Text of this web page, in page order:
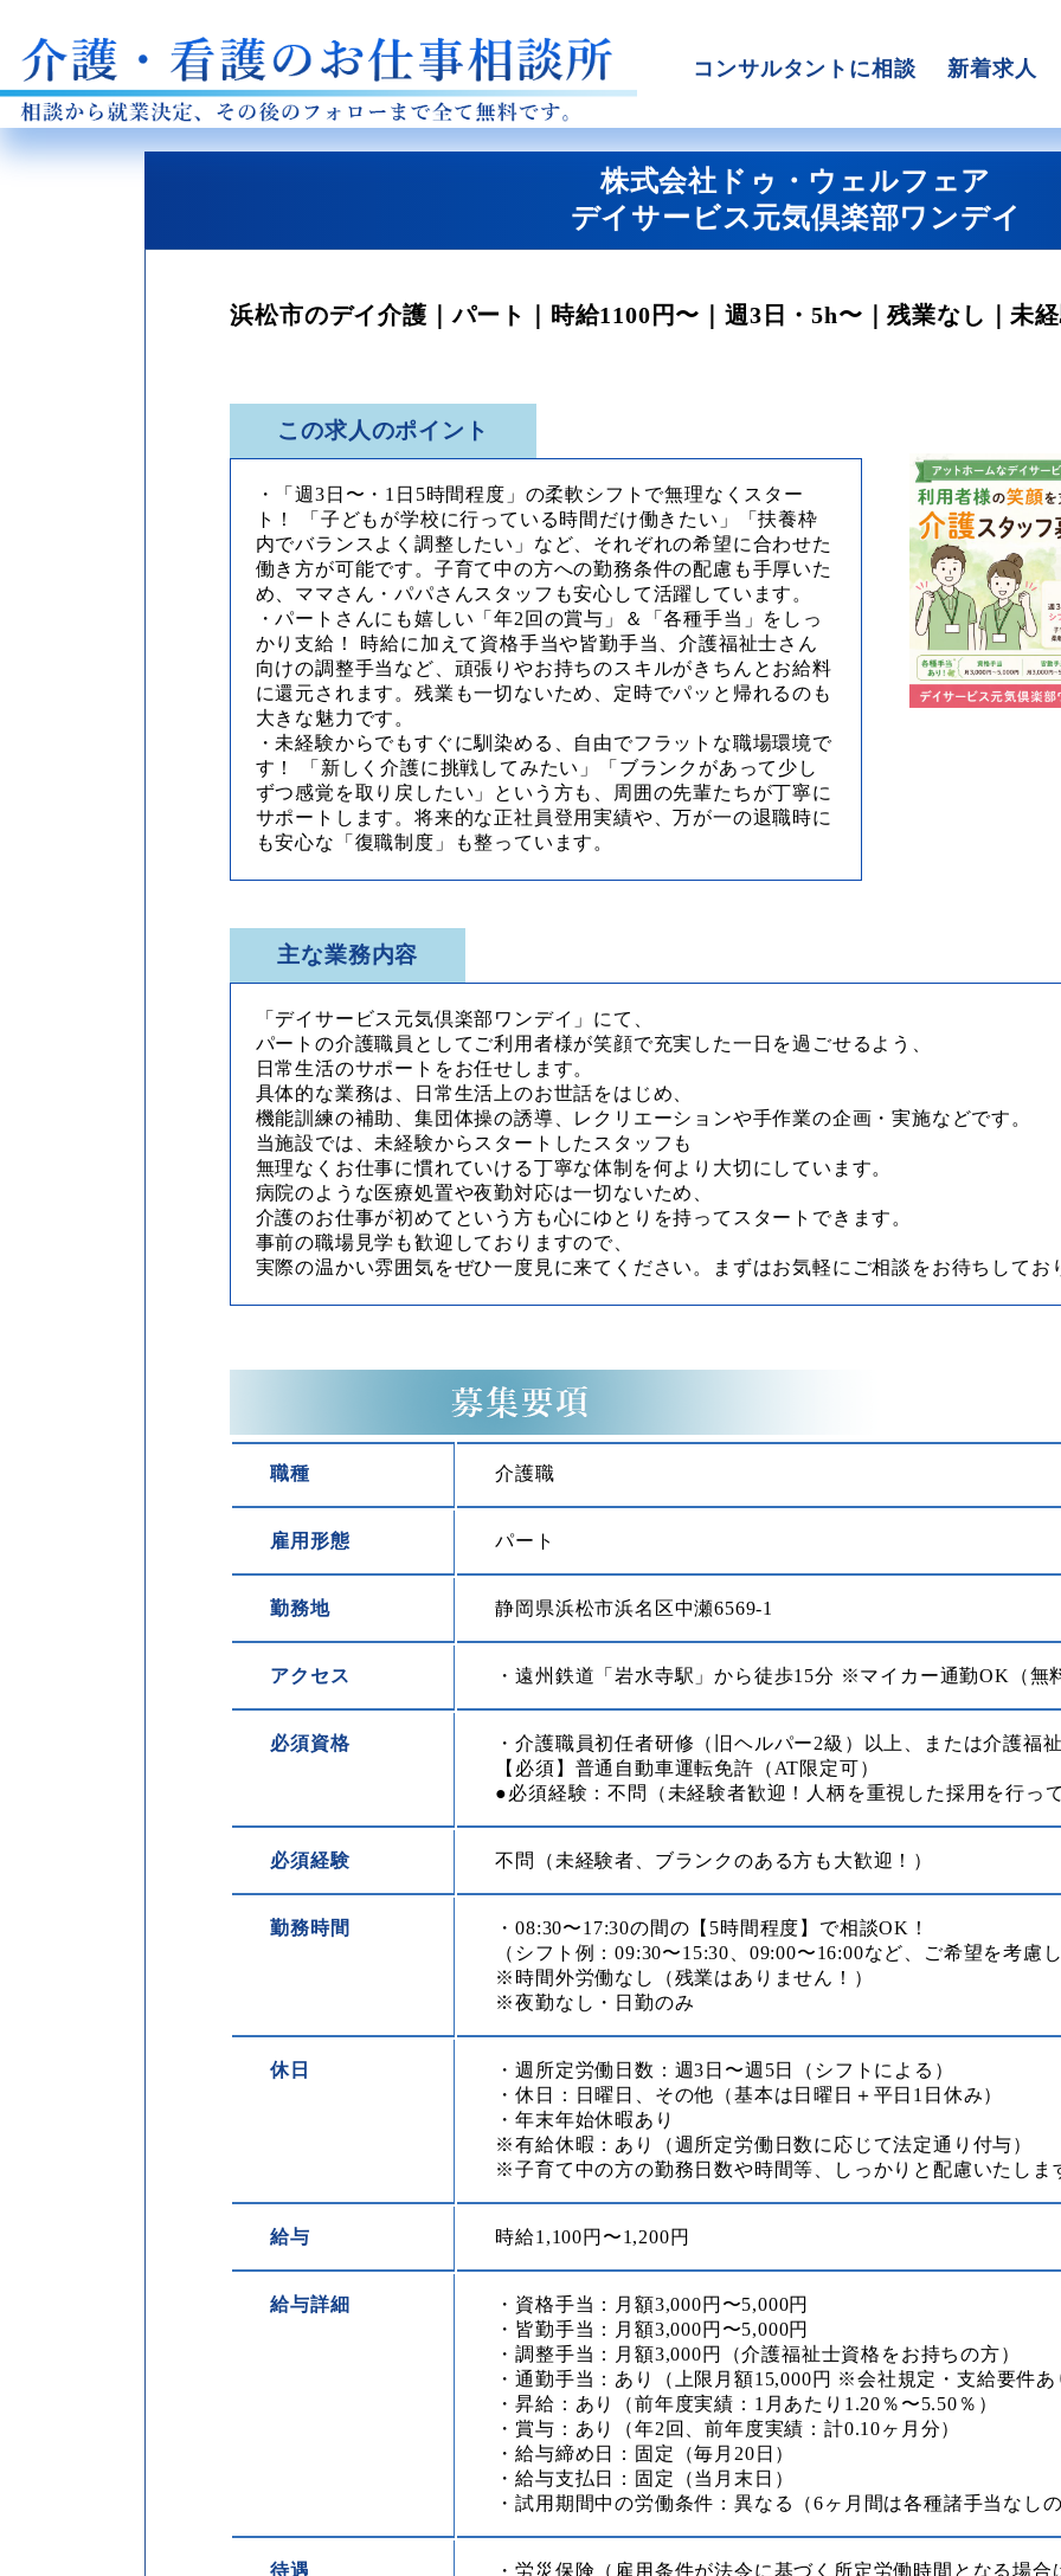
コンサルタントに相談 新着求人
株式会社ドゥ・ウェルフェア
デイサービス元気倶楽部ワンデイ
浜松市のデイ介護｜パート｜時給1100円〜｜週3日・5h〜｜残業なし｜未
この求人のポイント
・「週3日〜・1日5時間程度」の柔軟シフトで無理なくスター
ト！ 「子どもが学校に行っている時間だけ働きたい」「扶養枠
内でバランスよく調整したい」など、それぞれの希望に合わせた
働き方が可能です。子育て中の方への勤務条件の配慮も手厚いた
め、ママさん・パパさんスタッフも安心して活躍しています。
・パートさんにも嬉しい「年2回の賞与」＆「各種手当」をしっ
かり支給！ 時給に加えて資格手当や皆勤手当、介護福祉士さん
向けの調整手当など、頑張りやお持ちのスキルがきちんとお給料
に還元されます。残業も一切ないため、定時でパッと帰れるのも
大きな魅力です。
・未経験からでもすぐに馴染める、自由でフラットな職場環境で
す！ 「新しく介護に挑戦してみたい」「ブランクがあって少し
ずつ感覚を取り戻したい」という方も、周囲の先輩たちが丁寧に
サポートします。将来的な正社員登用実績や、万が一の退職時に
も安心な「復職制度」も整っています。
主な業務内容
「デイサービス元気倶楽部ワンデイ」にて、
パートの介護職員としてご利用者様が笑顔で充実した一日を過ごせるよう、
日常生活のサポートをお任せします。
具体的な業務は、日常生活上のお世話をはじめ、
機能訓練の補助、集団体操の誘導、レクリエーションや手作業の企画・実施などです。
当施設では、未経験からスタートしたスタッフも
無理なくお仕事に慣れていける丁寧な体制を何より大切にしています。
病院のような医療処置や夜勤対応は一切ないため、
介護のお仕事が初めてという方も心にゆとりを持ってスタートできます。
事前の職場見学も歓迎しておりますので、
実際の温かい雰囲気をぜひ一度見に来てください。まずはお気軽にご相談をお待ちしてお
職種 介護職
雇用形態 パート
勤務地 静岡県浜松市浜名区中瀬6569-1
アクセス ・遠州鉄道「岩水寺駅」から徒歩15分 ※マイカー通勤OK（無
必須資格
・介護職員初任者研修（旧ヘルパー2級）以上、または介護福
【必須】普通自動車運転免許（AT限定可）
●必須経験：不問（未経験者歓迎！人柄を重視した採用を行っ
必須経験 不問（未経験者、ブランクのある方も大歓迎！）
勤務時間
・08:30〜17:30の間の【5時間程度】で相談OK！
（シフト例：09:30〜15:30、09:00〜16:00など、ご希望を考慮
※時間外労働なし（残業はありません！）
※夜勤なし・日勤のみ
休日
・週所定労働日数：週3日〜週5日（シフトによる）
・休日：日曜日、その他（基本は日曜日＋平日1日休み）
・年末年始休暇あり
※有給休暇：あり（週所定労働日数に応じて法定通り付与）
※子育て中の方の勤務日数や時間等、しっかりと配慮いたしま
給与 時給1,100円〜1,200円
給与詳細
・資格手当：月額3,000円〜5,000円
・皆勤手当：月額3,000円〜5,000円
・調整手当：月額3,000円（介護福祉士資格をお持ちの方）
・通勤手当：あり（上限月額15,000円 ※会社規定・支給要件あ
・昇給：あり（前年度実績：1月あたり1.20％〜5.50％）
・賞与：あり（年2回、前年度実績：計0.10ヶ月分）
・給与締め日：固定（毎月20日）
・給与支払日：固定（当月末日）
・試用期間中の労働条件：異なる（6ヶ月間は各種諸手当なし
待遇
・労災保険（雇用条件が法令に基づく所定労働時間となる場